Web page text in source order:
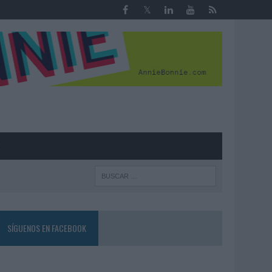
SÍGUENOS EN FACEBOOK